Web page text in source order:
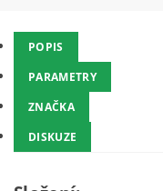
POPIS
PARAMETRY
ZNAČKA
DISKUZE